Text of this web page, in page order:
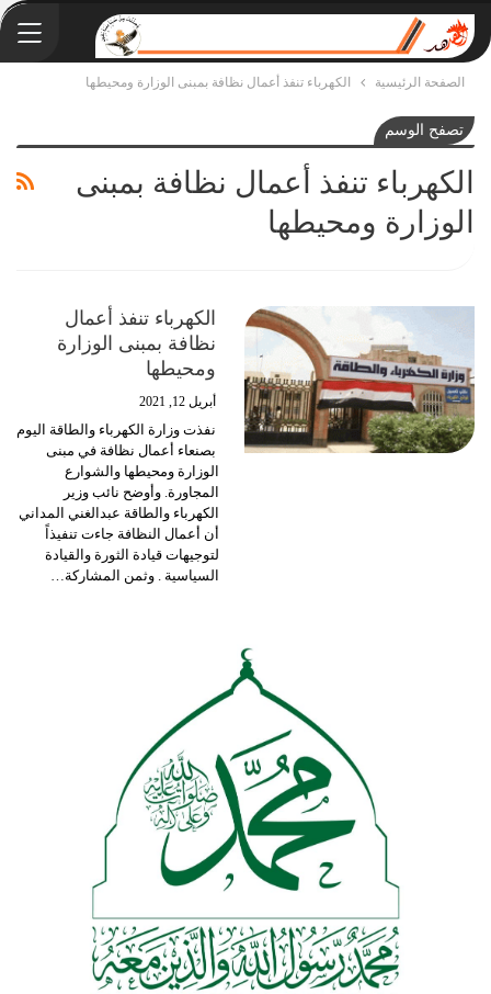
الصفحة الرئيسية الكهرباء تنفذ أعمال نظافة بمبنى الوزارة ومحيطها
تصفح الوسم
الكهرباء تنفذ أعمال نظافة بمبنى
الوزارة ومحيطها
الكهرباء تنفذ أعمال
نظافة بمبنى الوزارة
ومحيطها
أبريل 12, 2021
نفذت وزارة الكهرباء والطاقة اليوم
بصنعاء أعمال نظافة في مبنى
الوزارة ومحيطها والشوارع
المجاورة. وأوضح نائب وزير
الكهرباء والطاقة عبدالغني المداني
أن أعمال النظافة جاءت تنفيذاً
لتوجيهات قيادة الثورة والقيادة
السياسية . وثمن المشاركة…